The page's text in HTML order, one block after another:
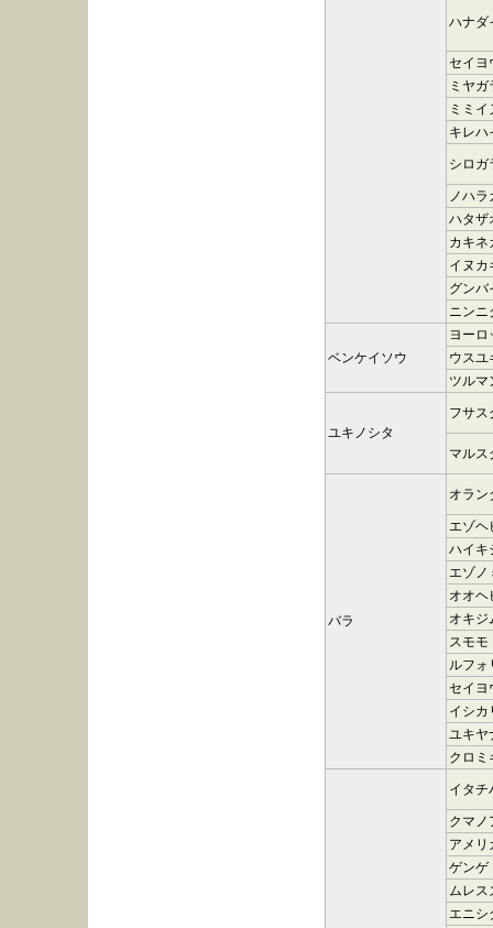
ハナダ
セイヨ
ミヤガ
ミミ
キレハ
シロガ
ノハラ
ハタザ
カキネ
イヌカ
グンバ
ニンニ
ベンケイソウ
ヨーロ
ウスユ
ツルマ
ユキノシタ
フサス
マルス
バラ
オラン
エゾヘ
ハイキ
エゾノ
オオヘ
オキジ
スモモ
ルフォ
セイヨ
イシカ
ユキヤ
クロミ
イタチ
クマノ
アメリ
ゲンゲ
ムレス
エニシ